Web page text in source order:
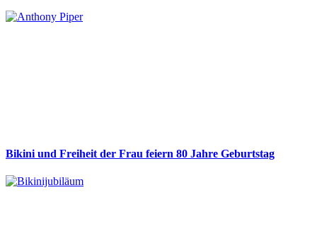
Bikini und Freiheit der Frau feiern 80 Jahre Geburtstag